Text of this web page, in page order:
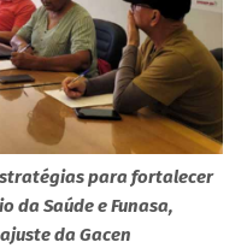
para fortalecer
da Saúde e Funasa,
da Gacen